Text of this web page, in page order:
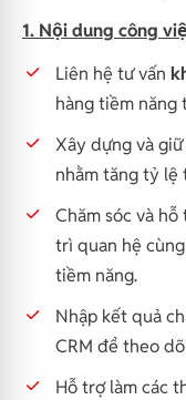
1. Nội dung công
Liên hệ tư vấn
hàng tiềm năng
Xây dựng và
nhằm tăng tỷ lệ
Chăm sóc và
trì quan hệ
tiềm năng.
Nhập kết quả
CRM để theo
Hỗ trợ làm các